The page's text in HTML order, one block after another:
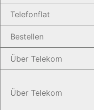
Telefonflat
Bestellen
Über Telekom
Über Telekom